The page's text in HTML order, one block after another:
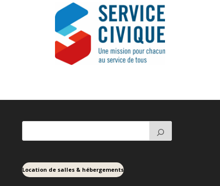
Location de salles & hébergements